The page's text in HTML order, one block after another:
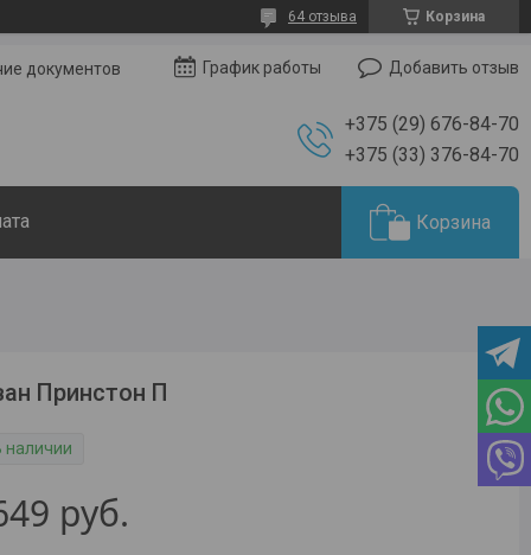
Корзина
64 отзыва
документов График работы Добавить отзыв
+375 (29) 676-84-70
+375 (33) 376-84-70
Корзина
Принстон П
наличии
руб.